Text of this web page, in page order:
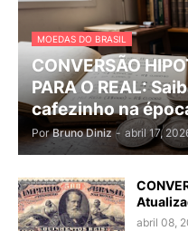
MOEDAS DO BRASIL
CONVERSÃO
PARA O REAL:
cafezinho na
Por Bruno Diniz - abril 17,
abril 08,